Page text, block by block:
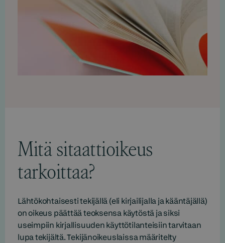
Mitä sitaattioikeus
tarkoittaa?
Lähtökohtaisesti tekijällä (eli kirjailijalla ja kääntäjällä)
on oikeus päättää teoksensa käytöstä ja siksi
useimpiin kirjallisuuden käyttötilanteisiin tarvitaan
lupa tekijältä. Tekijänoikeuslaissa määritelty